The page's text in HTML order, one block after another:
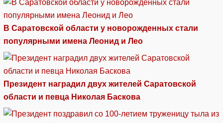
В Саратовской области у новорожденных стали
популярными имена Леонид и Лео
Президент наградил двух жителей Саратовской
области и певца Николая Баскова